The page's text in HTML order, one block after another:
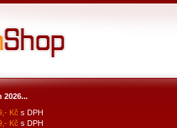
2026...
Kč s DPH
Kč s DPH